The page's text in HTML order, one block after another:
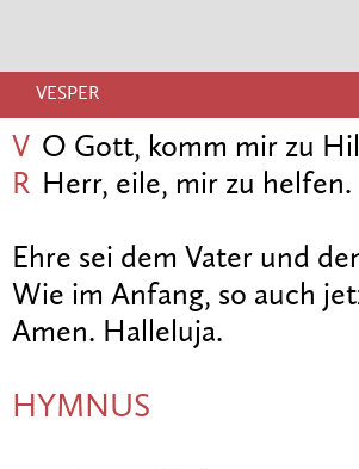
VESPER
V O Gott, komm mir zu
R Herr, eile, mir zu helfen.
Ehre sei dem Vater und
Wie im Anfang, so auch
Amen. Halleluja.
HYMNUS